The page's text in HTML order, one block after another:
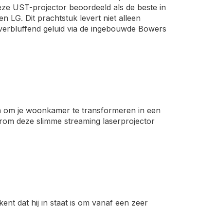
UST-projector beoordeeld als de beste in
LG. Dit prachtstuk levert niet alleen
geluid via de ingebouwde Bowers
je woonkamer te transformeren in een
deze slimme streaming laserprojector
dat hij in staat is om vanaf een zeer